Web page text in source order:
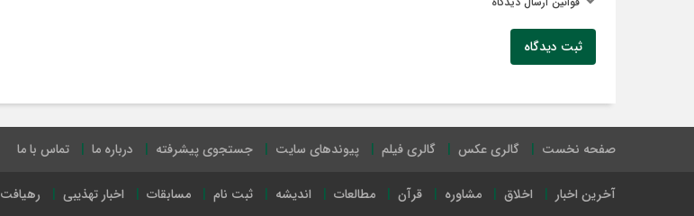
ثبت دیدگاه
صفحه نخست گالری عکس گالری فیلم پیوندهای سایت جستجوی پیشرفته درباره ما تماس با ما
آخرین اخبار اخلاق مشاوره قرآن مطالعات اندیشه ثبت نام مسابقات اخبار تهذیبی رهیافت